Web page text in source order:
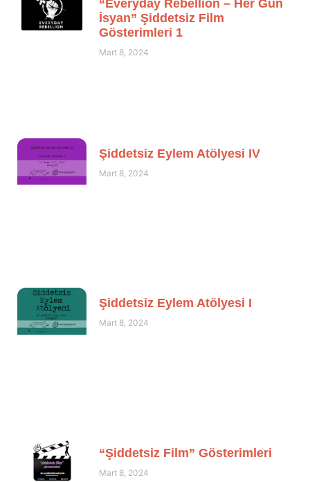
“Everyday Rebellion – Her Gün
İsyan” Şiddetsiz Film
Gösterimleri 1
Mart 8, 2024
Şiddetsiz Eylem Atölyesi IV
Mart 8, 2024
Şiddetsiz Eylem Atölyesi I
Mart 8, 2024
“Şiddetsiz Film” Gösterimleri
Mart 8, 2024